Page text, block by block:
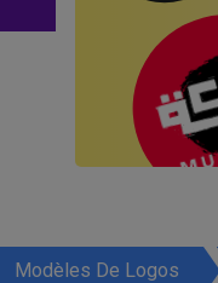
Modèles De Logos